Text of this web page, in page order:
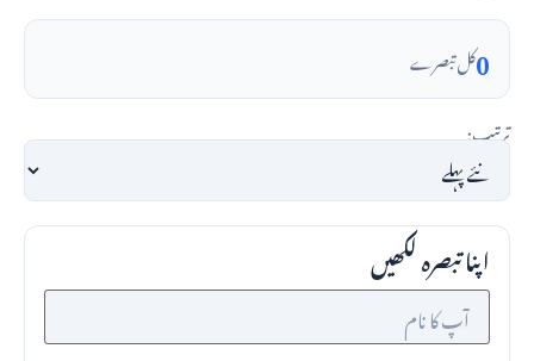
0کل تبصرے
ترتیب:
اپنا تبصرہ لکھیں